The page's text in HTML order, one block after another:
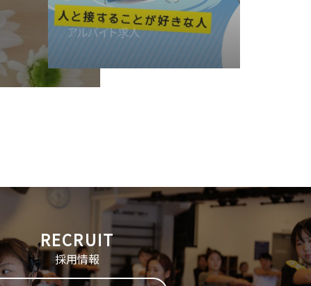
カルチャースクール
採用情報